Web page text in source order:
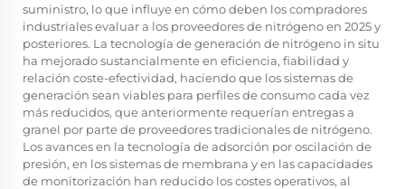
suministro, lo que influye en cómo deben los compradores
industriales evaluar a los proveedores de nitrógeno en 2025 y
posteriores. La tecnología de generación de nitrógeno in situ
ha mejorado sustancialmente en eficiencia, fiabilidad y
relación coste-efectividad, haciendo que los sistemas de
generación sean viables para perfiles de consumo cada vez
más reducidos, que anteriormente requerían entregas a
granel por parte de proveedores tradicionales de nitrógeno.
Los avances en la tecnología de adsorción por oscilación de
presión, en los sistemas de membrana y en las capacidades
de monitorización han reducido los costes operativos, al